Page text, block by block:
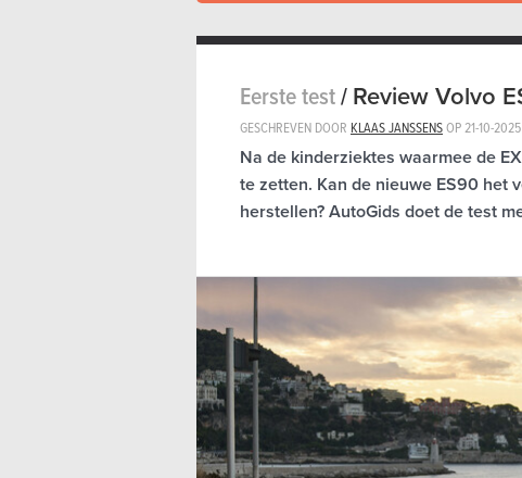
Eerste test/Review Volvo
GESCHREVEN DOOR KLAAS JANSSENSOP21-10-2025
Na de kinderziektes waarmee de
te zetten. Kan de nieuwe ES90 het
herstellen? AutoGids doet de test